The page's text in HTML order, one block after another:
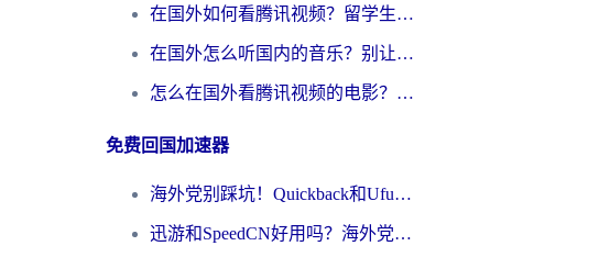
在国外如何看腾讯视频？留学生亲测有效的回国加速方案
在国外怎么听国内的音乐？别让版权限制断了你的华语歌单
怎么在国外看腾讯视频的电影？海外党亲测有效的回国加速指南
免费回国加速器
海外党别踩坑！Quickback和UfunR好用吗？选对回国加速器才能无缝刷国内资源
迅游和SpeedCN好用吗？海外党如何破解那道看不见的墙